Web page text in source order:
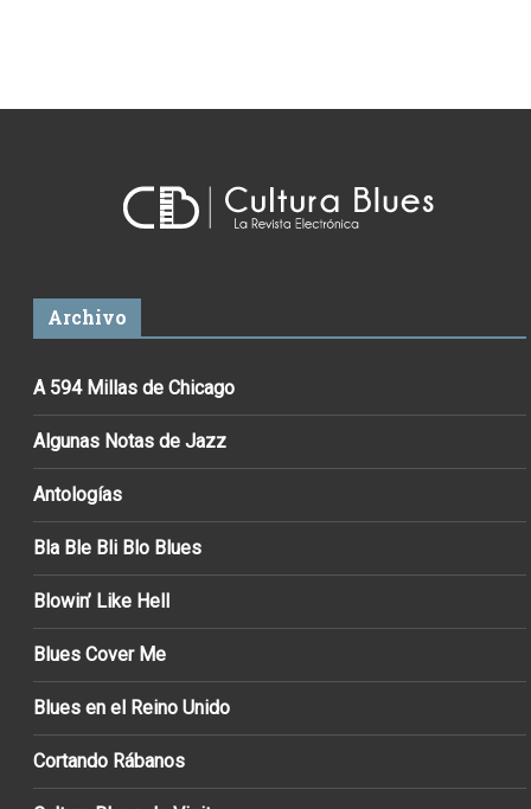
Archivo
A 594 Millas de Chicago
Algunas Notas de Jazz
Antologías
Bla Ble Bli Blo Blues
Blowin’ Like Hell
Blues Cover Me
Blues en el Reino Unido
Cortando Rábanos